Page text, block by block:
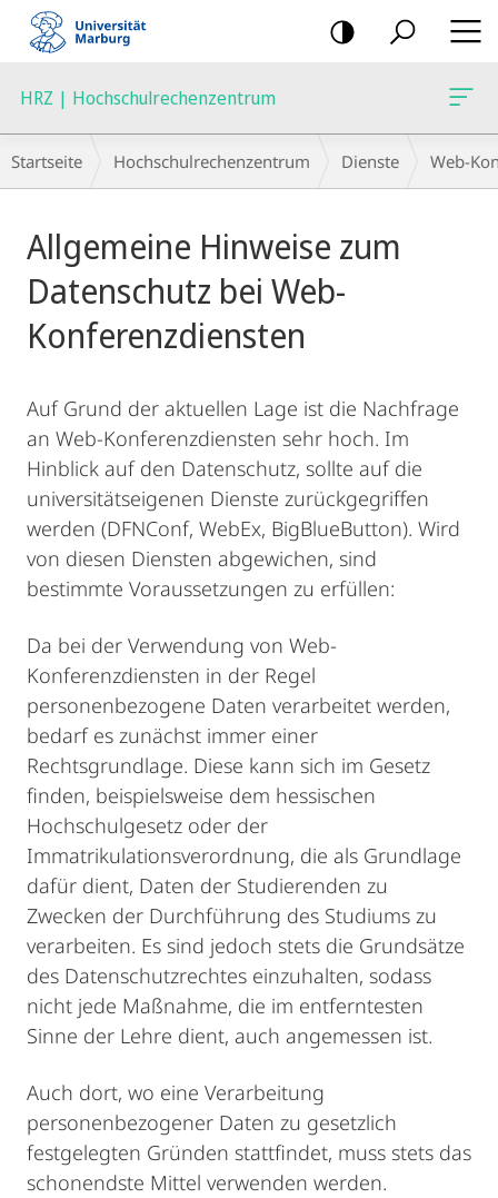
Mobile-
Navigation
HRZ | Hochschulrechenzentrum
Breadcrumb-
Navigation
Startseite Hochschulrechenzentrum Dienste Web-
Allgemeine Hinweise zum
Datenschutz bei Web-
Konferenzdiensten
Auf Grund der aktuellen Lage ist die Nachfrage
an Web-Konferenzdiensten sehr hoch. Im
Hinblick auf den Datenschutz, sollte auf die
universitätseigenen Dienste zurückgegriffen
werden (DFNConf, WebEx, BigBlueButton). Wird
von diesen Diensten abgewichen, sind
bestimmte Voraussetzungen zu erfüllen:
Da bei der Verwendung von Web-
Konferenzdiensten in der Regel
personenbezogene Daten verarbeitet werden,
bedarf es zunächst immer einer
Rechtsgrundlage. Diese kann sich im Gesetz
finden, beispielsweise dem hessischen
Hochschulgesetz oder der
Immatrikulationsverordnung, die als Grundlage
dafür dient, Daten der Studierenden zu
Zwecken der Durchführung des Studiums zu
verarbeiten. Es sind jedoch stets die Grundsätze
des Datenschutzrechtes einzuhalten, sodass
nicht jede Maßnahme, die im entferntesten
Sinne der Lehre dient, auch angemessen ist.
Auch dort, wo eine Verarbeitung
personenbezogener Daten zu gesetzlich
festgelegten Gründen stattfindet, muss stets das
schonendste Mittel verwenden werden.